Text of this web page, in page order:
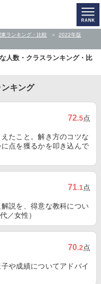
ランキング・比較
2022年版
人数・クラスランキング・比
キング
72.5点
たこと。解き方のコツな
点を獲るかを叩き込んで
71.1点
説を、得意な教科につい
／女性）
70.2点
や成績についてアドバイ